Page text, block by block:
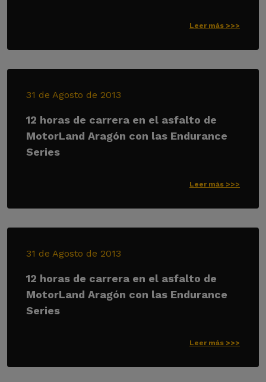
Leer más >>>
31 de Agosto de 2013
12 horas de carrera en el asfalto de
MotorLand Aragón con las Endurance
Series
Leer más >>>
31 de Agosto de 2013
12 horas de carrera en el asfalto de
MotorLand Aragón con las Endurance
Series
Leer más >>>